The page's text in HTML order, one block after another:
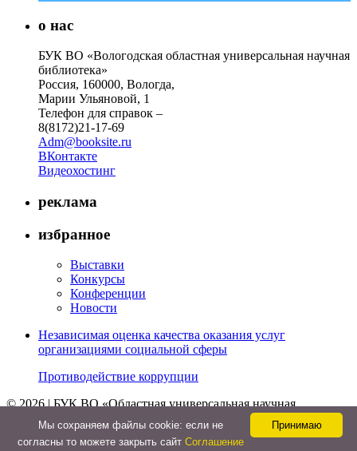
о нас
БУК ВО «Вологодская областная универсальная научная
библиотека»
Россия, 160000, Вологда,
Марии Ульяновой, 1
Телефон для справок –
8(8172)21-17-69
Adm@booksite.ru
ВКонтакте
Видеохостинг
реклама
избранное
Выставки
Конкурсы
Конференции
Новости
Независимая оценка качества оказания услуг
организациями социальной сферы
Противодействие коррупции
© 2026 | БУК ВО «Областная универсальная научная
библиотека»
Принимаю
Мы cохраняем файлы cookie: если не
согласны то можете закрыть сайт Соглашение